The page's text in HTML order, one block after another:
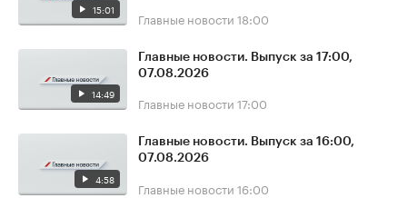
15:01 Главные новости 18:00
14:49
Главные новости. Выпуск за 17:00,
07.08.2026
Главные новости 17:00
4:58
Главные новости. Выпуск за 16:00,
07.08.2026
Главные новости 16:00